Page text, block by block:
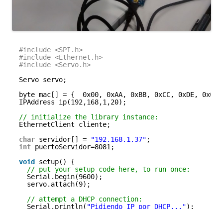
#include <SPI.h>
#include <Ethernet.h>
#include <Servo.h>
Servo servo;
byte mac[] = {  0x00, 0xAA, 0xBB, 0xCC, 0xDE,
IPAddress ip(192,168,1,20);
// initialize the library instance:
EthernetClient cliente;
char servidor[] = "192.168.1.37" ;
int puertoServidor=8081;
void setup() {
// put your setup code here, to run once:
Serial.begin(9600);
servo.attach(9);
// attempt a DHCP connection:
Serial.println( "Pidiendo IP por DHCP...");